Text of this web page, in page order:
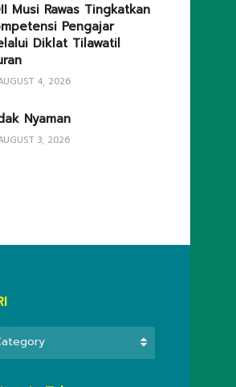
Musi Rawas Tingkatkan
Pengajar
Diklat Tilawatil
4, 2026
Nyaman
3, 2026